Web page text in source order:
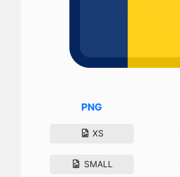
PNG
XS
SMALL